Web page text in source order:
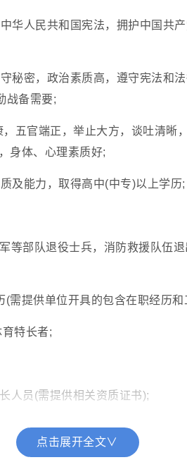
华人民共和国宪法，拥护中国共
秘密，政治素质高，遵守宪法和
战备需要;
五官端正，举止大方，谈吐清晰
身体、心理素质好;
及能力，取得高中(中专)以上学历;
等部队退役士兵，消防救援队伍
需提供单位开具的包含在职经历
特长者;
人员(需提供相关资质证书);
中没有违法犯罪记录，本人没有
点击展开全文∨